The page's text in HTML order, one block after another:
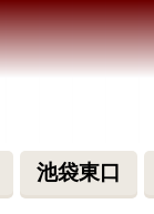
池袋東口